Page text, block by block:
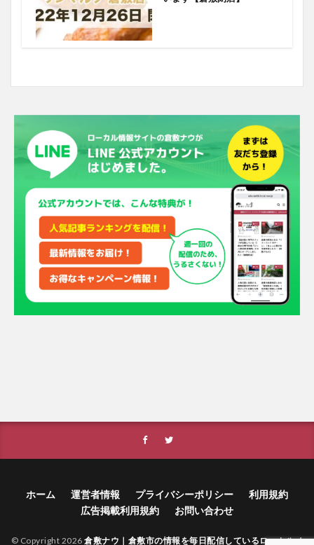
ホーム 運営者情報 プライバシーポリシー
利用規約
広告掲載利用規約
お問い合わせ
© Copyright 2026 倉敷ナウ｜倉敷市の情報を毎日配信しているローカルメ